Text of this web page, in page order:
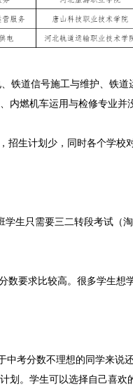
道信号施工与维护、铁
内燃机车运用与检修专业并
生计划少，同时各个学校
生只需要三二转段考试（
要求比较高。很多学生想
考分数不理想的同学来说
划。学生可以选择自己喜